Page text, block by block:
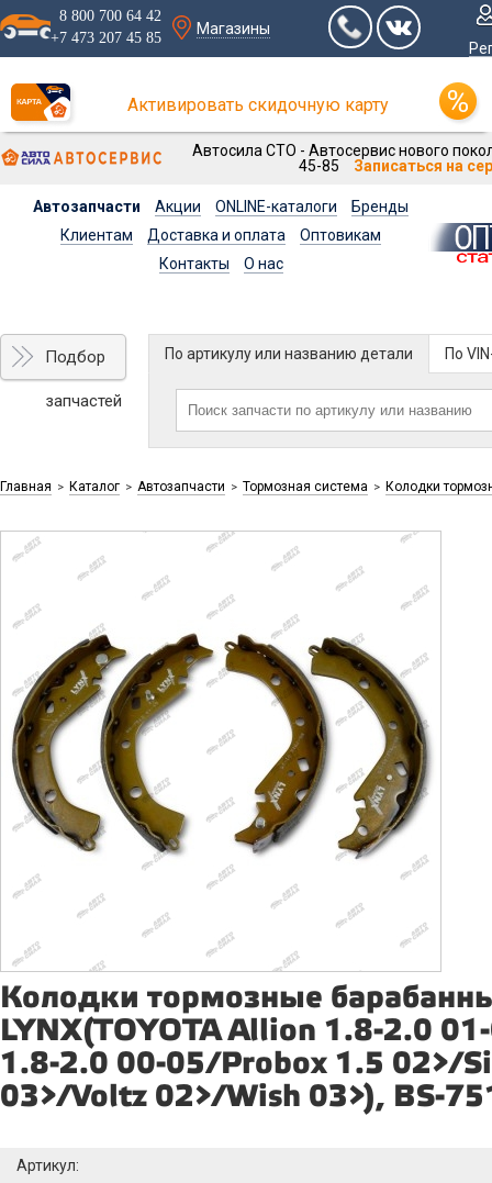
8 800 700 64 42
+7 473 207 45 85
Магазины
Активировать скидочную карту
Автосила СТО - Автосервис нового
45-85
Записаться на
Автозапчасти Акции ONLINE-каталоги
Бренды
Клиентам
Доставка и оплата
Оптовикам
Контакты
О нас
Подбор
запчастей
По артикулу или названию детали По
Главная > Каталог > Автозапчасти > Тормозная система > Колодки
Колодки тормозные
LYNX(TOYOTA Allion 1.8-2.0
1.8-2.0 00-05/Probox 1.5 02>/
03>/Voltz 02>/Wish 03>), BS-
Артикул: